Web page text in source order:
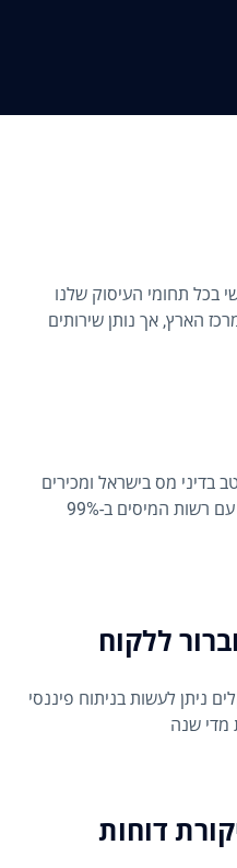
בכל תחומי העיסוק שלנו
הארץ, אך נותן שירותים
בדיני מס בישראל ומכירים
פרקטית את ההתנהלות השוטפת עם רשות המיסים ב-99%
ללקוח
ניתן לעשות בניתוח פיננסי
מדי שנה
דוחות